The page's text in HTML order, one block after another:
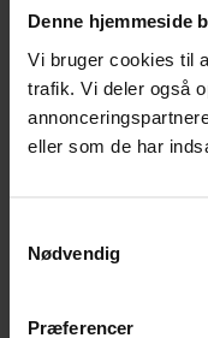
Denne hjemmeside
Vi bruger cookies til
trafik. Vi deler også
eller som de har
Nødvendig
Præferencer